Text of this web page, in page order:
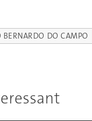
BERNARDO DO CAMPO